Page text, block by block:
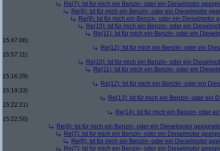
Re(7): Ist für mich ein Benzin- oder ein Dieselmotor
Re(8): Ist für mich ein Benzin- oder ein Dieselmotor
Re(9): Ist für mich ein Benzin- oder ein Dieselmotor
Re(10): Ist für mich ein Benzin- oder ein
Re(11): Ist für mich ein Benzin- oder ein
15:47:06)
Re(12): Ist für mich ein Benzin- oder ein
15:57:11)
Re(10): Ist für mich ein Benzin- oder ein
Re(11): Ist für mich ein Benzin- oder ein
15:16:29)
Re(12): Ist für mich ein Benzin- oder ein
15:19:33)
Re(13): Ist für mich ein Benzin- oder ein
15:22:21)
Re(14): Ist für mich ein Benzin- oder
15:22:50)
Re(6): Ist für mich ein Benzin- oder ein Dieselmotor
Re(7): Ist für mich ein Benzin- oder ein Dieselmotor
Re(8): Ist für mich ein Benzin- oder ein Dieselmotor
Re(7): Ist für mich ein Benzin- oder ein Dieselmotor